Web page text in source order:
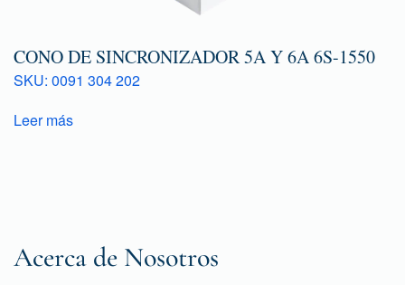
CONO DE SINCRONIZADOR 5A Y 6A 6S-1550
SKU: 0091 304 202
Leer más
Acerca de Nosotros